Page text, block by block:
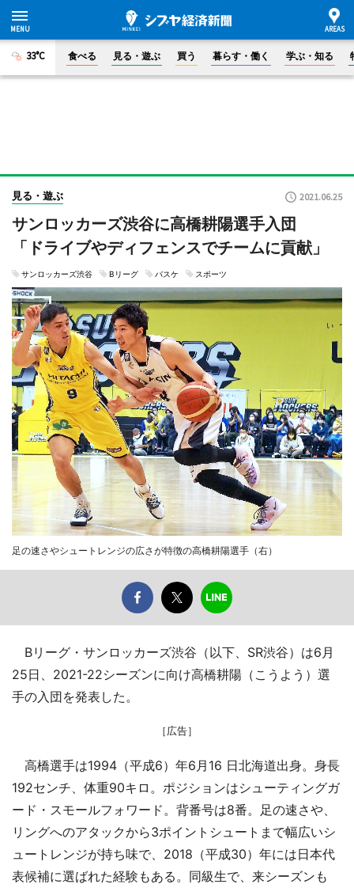
33°C 食べる 見る・遊ぶ 買う 暮らす・働く 学ぶ・知る
見る・遊ぶ 2021.06.25
サンロッカーズ渋谷に高橋耕陽選手入団
「ドライブやディフェンスでチームに貢献」
サンロッカーズ渋谷 Bリーグ バスケ スポーツ
足の速さやシュートレンジの広さが特徴の高橋耕陽選手（右）
Bリーグ・サンロッカーズ渋谷（以下、SR渋谷）は6月
25日、2021-22シーズンに向け高橋耕陽（こうよう）選
手の入団を発表した。
［広告］
高橋選手は1994（平成6）年6月16 日北海道出身。身長
192センチ、体重90キロ。ポジションはシューティングガ
ード・スモールフォワード。背番号は8番。足の速さや、
リングへのアタックから3ポイントシュートまで幅広いシ
ュートレンジが持ち味で、2018（平成30）年には日本代
表候補に選ばれた経験もある。同級生で、来シーズンも